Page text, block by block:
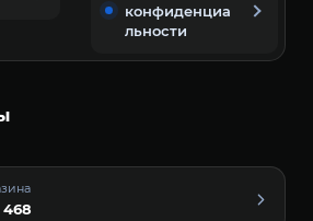
конфиденциа
льности